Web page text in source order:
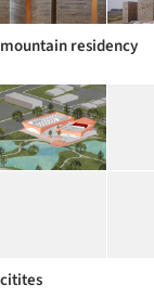
mountain residency
citites